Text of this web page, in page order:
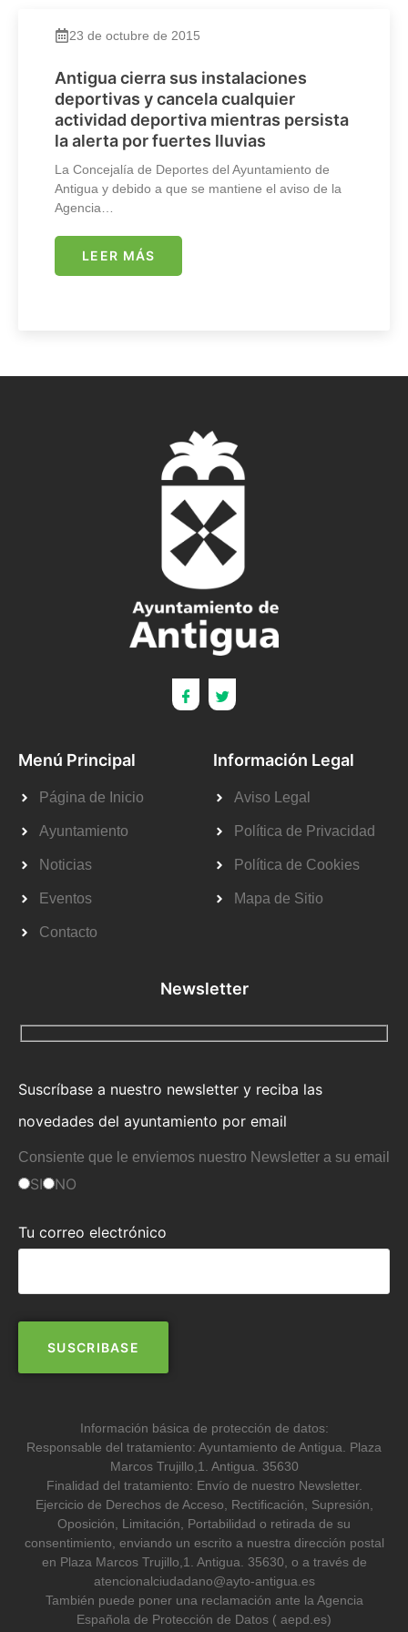
23 de octubre de 2015
Antigua cierra sus instalaciones
deportivas y cancela cualquier
actividad deportiva mientras persista
la alerta por fuertes lluvias
La Concejalía de Deportes del Ayuntamiento de
Antigua y debido a que se mantiene el aviso de la
Agencia…
LEER MÁS
Menú Principal
Página de Inicio
Ayuntamiento
Noticias
Eventos
Contacto
Información Legal
Aviso Legal
Política de Privacidad
Política de Cookies
Mapa de Sitio
Newsletter
Suscríbase a nuestro newsletter y reciba las
novedades del ayuntamiento por email
Consiente que le enviemos nuestro Newsletter a su email
SI NO
Tu correo electrónico
Información básica de protección de datos:
Responsable del tratamiento: Ayuntamiento de Antigua. Plaza
Marcos Trujillo,1. Antigua. 35630
Finalidad del tratamiento: Envío de nuestro Newsletter.
Ejercicio de Derechos de Acceso, Rectificación, Supresión,
Oposición, Limitación, Portabilidad o retirada de su
consentimiento, enviando un escrito a nuestra dirección postal
en Plaza Marcos Trujillo,1. Antigua. 35630, o a través de
atencionalciudadano@ayto-antigua.es
También puede poner una reclamación ante la Agencia
Española de Protección de Datos ( aepd.es)